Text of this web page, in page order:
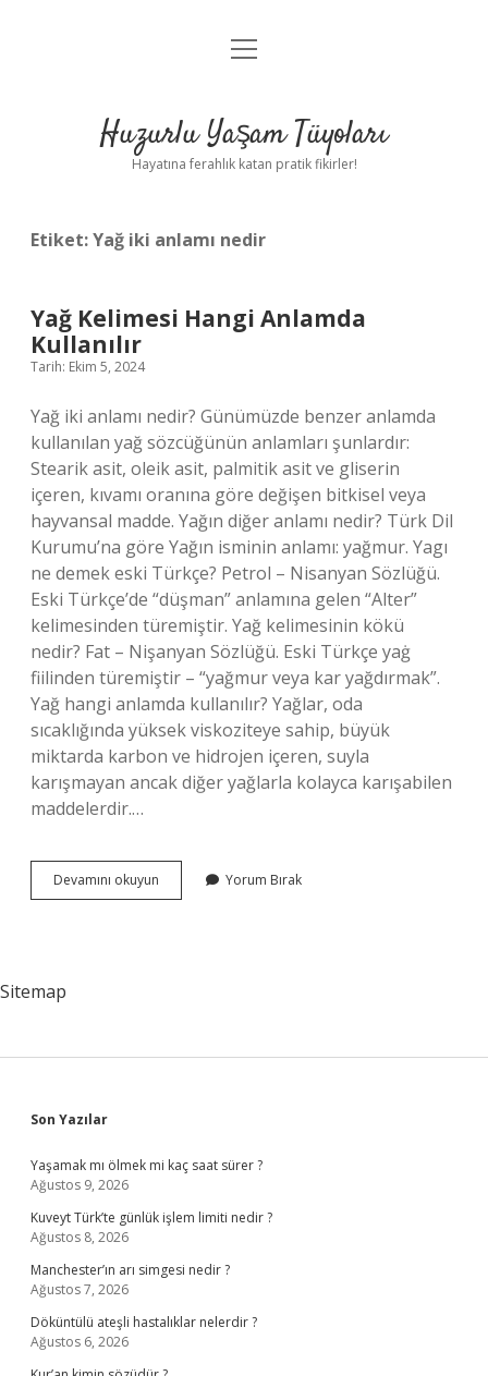
Anasayfa
Yasal Uyarı
menüyü
Huzurlu Yaşam Tüyoları
Hayatına ferahlık katan pratik fikirler!
Etiket:Yağ iki anlamı nedir
Yağ Kelimesi Hangi Anlamda
Kullanılır
Tarih: Ekim 5, 2024
Yağ iki anlamı nedir? Günümüzde benzer anlamda
kullanılan yağ sözcüğünün anlamları şunlardır:
Stearik asit, oleik asit, palmitik asit ve gliserin
içeren, kıvamı oranına göre değişen bitkisel veya
hayvansal madde. Yağın diğer anlamı nedir? Türk Dil
Kurumu’na göre Yağın isminin anlamı: yağmur. Yagı
ne demek eski Türkçe? Petrol – Nisanyan Sözlüğü.
Eski Türkçe’de “düşman” anlamına gelen “Alter”
kelimesinden türemiştir. Yağ kelimesinin kökü
nedir? Fat – Nişanyan Sözlüğü. Eski Türkçe yaġ
fiilinden türemiştir – “yağmur veya kar yağdırmak”.
Yağ hangi anlamda kullanılır? Yağlar, oda
sıcaklığında yüksek viskoziteye sahip, büyük
miktarda karbon ve hidrojen içeren, suyla
karışmayan ancak diğer yağlarla kolayca karışabilen
maddelerdir.…
Devamını okuyun
Kelimesi
Yorum Bırak
Sitemap
Sidebar
Son Yazılar
Yaşamak mı ölmek mi kaç saat sürer ?
Ağustos 9, 2026
Kuveyt Türk’te günlük işlem limiti nedir ?
Ağustos 8, 2026
Manchester’ın arı simgesi nedir ?
Ağustos 7, 2026
Döküntülü ateşli hastalıklar nelerdir ?
Ağustos 6, 2026